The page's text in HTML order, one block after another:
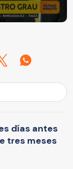
días antes
tres meses